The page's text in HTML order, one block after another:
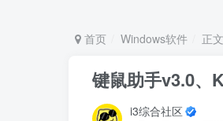
首页 Windows软件 正文
键鼠助手v3.0、
i3综合社区